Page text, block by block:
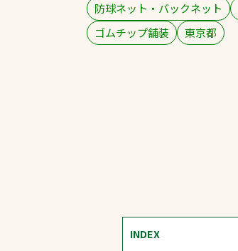
防球ネット・バックネット
ゴムチップ舗装
東京都
INDEX